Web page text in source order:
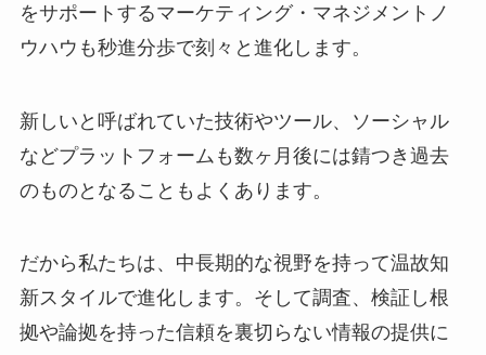
をサポートするマーケティング・マネジメントノ
ウハウも秒進分歩で刻々と進化します。
新しいと呼ばれていた技術やツール、ソーシャル
などプラットフォームも数ヶ月後には錆つき過去
のものとなることもよくあります。
だから私たちは、中長期的な視野を持って温故知
新スタイルで進化します。そして調査、検証し根
拠や論拠を持った信頼を裏切らない情報の提供に